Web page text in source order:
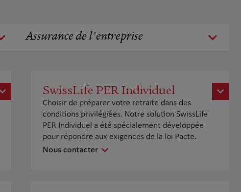
Assurance de l'entreprise
SwissLife PER Individuel
Choisir de préparer votre retraite dans des
conditions privilégiées. Notre solution SwissLife
PER Individuel a été spécialement développée
pour répondre aux exigences de la loi Pacte.
Nous contacter